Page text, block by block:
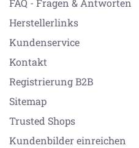
FAQ - Fragen & Antworten
Herstellerlinks
Kundenservice
Kontakt
Registrierung B2B
Sitemap
Trusted Shops
Kundenbilder einreichen